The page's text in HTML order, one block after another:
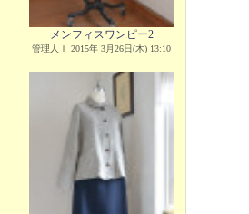
メンフィスワンピー2
管理人Ｉ 2015年 3月26日(木) 13:10